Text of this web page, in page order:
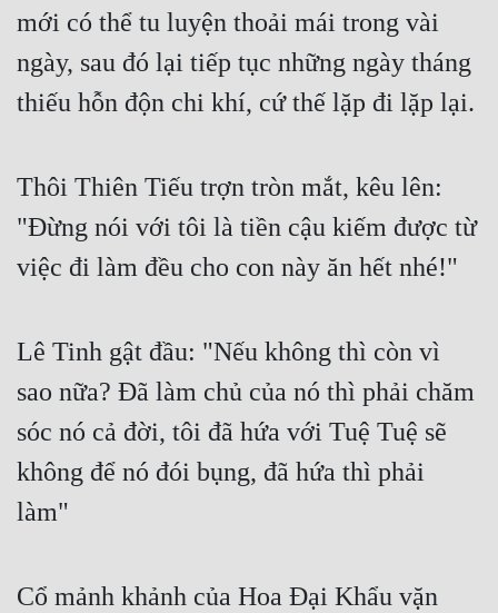
Xa Lộ Dịch
Cung Đấu
Cổ Tiên Hiệp
Cổ Đại
Du Hí
Dị Giới
Dị Năng
Huyền Huyễn
mới có thể tu luyện thoải mái trong vài
ngày, sau đó lại tiếp tục những ngày tháng
thiếu hỗn độn chi khí, cứ thế lặp đi lặp lại.
Thôi Thiên Tiếu trợn tròn mắt, kêu lên:
"Đừng nói với tôi là tiền cậu kiếm được từ
việc đi làm đều cho con này ăn hết nhé!"
Lê Tinh gật đầu: "Nếu không thì còn vì
sao nữa? Đã làm chủ của nó thì phải chăm
sóc nó cả đời, tôi đã hứa với Tuệ Tuệ sẽ
không để nó đói bụng, đã hứa thì phải
làm"
Cổ mảnh khảnh của Hoa Đại Khẩu vặn